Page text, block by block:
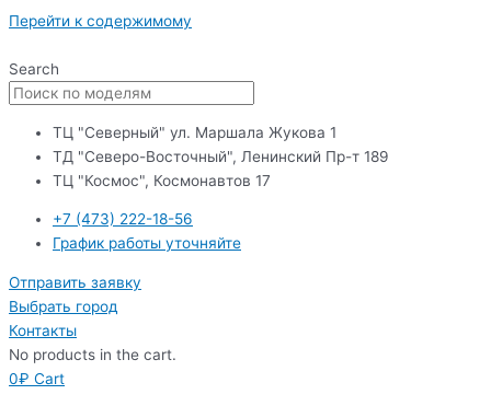
Перейти к содержимому
Search
ТЦ "Северный" ул. Маршала Жукова 1
ТД "Северо-Восточный", Ленинский Пр-т 189
ТЦ "Космос", Космонавтов 17
+7 (473) 222-18-56
График работы уточняйте
Отправить заявку
Выбрать город
Контакты
No products in the cart.
0₽ Cart